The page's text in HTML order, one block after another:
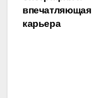
впечатляющая
карьера